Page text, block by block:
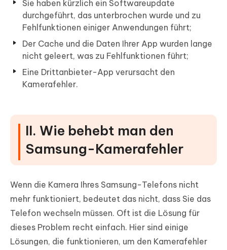
Sie haben kürzlich ein Softwareupdate
durchgeführt, das unterbrochen wurde und zu
Fehlfunktionen einiger Anwendungen führt;
Der Cache und die Daten Ihrer App wurden lange
nicht geleert, was zu Fehlfunktionen führt;
Eine Drittanbieter-App verursacht den
Kamerafehler.
II. Wie behebt man den
Samsung-Kamerafehler
Wenn die Kamera Ihres Samsung-Telefons nicht
mehr funktioniert, bedeutet das nicht, dass Sie das
Telefon wechseln müssen. Oft ist die Lösung für
dieses Problem recht einfach. Hier sind einige
Lösungen, die funktionieren, um den Kamerafehler